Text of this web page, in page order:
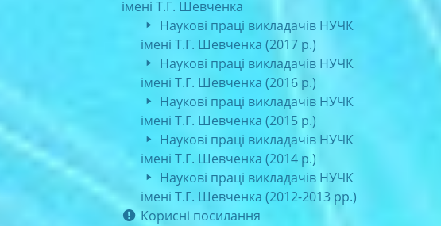
імені Т.Г. Шевченка
Наукові праці викладачів НУЧК
імені Т.Г. Шевченка (2017 р.)
Наукові праці викладачів НУЧК
імені Т.Г. Шевченка (2016 р.)
Наукові праці викладачів НУЧК
імені Т.Г. Шевченка (2015 р.)
Наукові праці викладачів НУЧК
імені Т.Г. Шевченка (2014 р.)
Наукові праці викладачів НУЧК
імені Т.Г. Шевченка (2012-2013 рр.)
Корисні посилання